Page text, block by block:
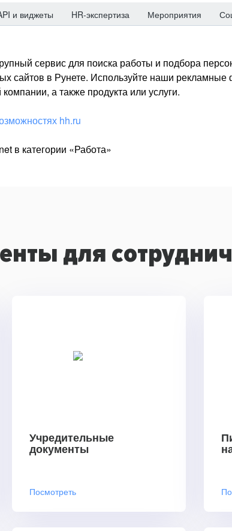
и виджеты HR-экспертиза Мероприятия
сервис для поиска работы и подбора
сайтов в Рунете. Используйте наши
а также продукта или услуги.
hh.ru
в категории «Работа»
для
Учредительные
документы
Посмотреть